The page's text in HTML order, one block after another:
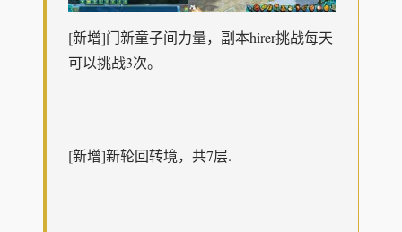
[新增]门新童子间力量，副本hirer挑战每天
可以挑战3次。
[新增]新轮回转境，共7层.